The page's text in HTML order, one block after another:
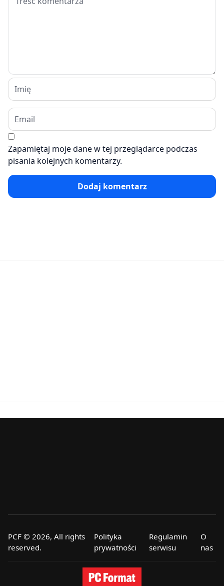
Zapamiętaj moje dane w tej przeglądarce podczas
pisania kolejnych komentarzy.
Dodaj komentarz
PCF © 2026, All rights
reserved.
Polityka
prywatności
Regulamin
serwisu
O
nas